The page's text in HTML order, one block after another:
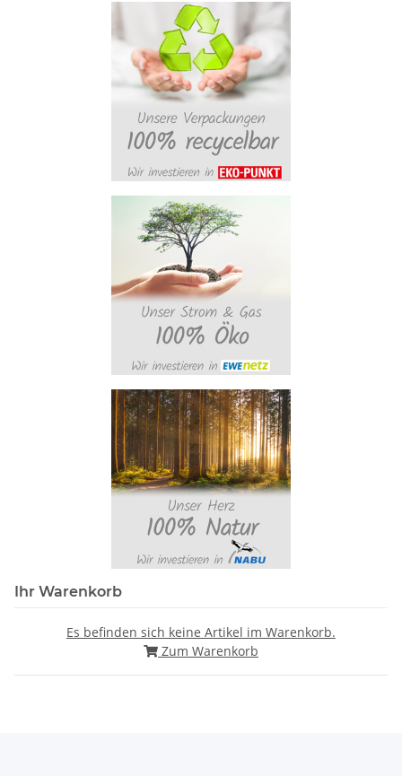
Ihr Warenkorb
Es befinden sich keine Artikel im Warenkorb.
Zum Warenkorb